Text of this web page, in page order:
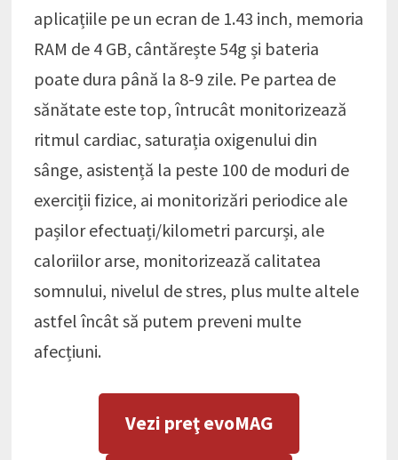
aplicațiile pe un ecran de 1.43 inch, memoria
RAM de 4 GB, cântărește 54g și bateria
poate dura până la 8-9 zile. Pe partea de
sănătate este top, întrucât monitorizează
ritmul cardiac, saturația oxigenului din
sânge, asistență la peste 100 de moduri de
exerciții fizice, ai monitorizări periodice ale
pașilor efectuați/kilometri parcurși, ale
caloriilor arse, monitorizează calitatea
somnului, nivelul de stres, plus multe altele
astfel încât să putem preveni multe
afecțiuni.
Vezi preţ evoMAG